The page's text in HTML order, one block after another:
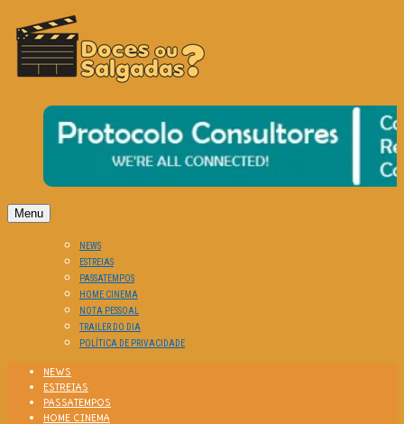
DOCES OU SALGADAS?
O Cinema? Uma Paixão!!
Menu
NEWS
ESTREIAS
PASSATEMPOS
HOME CINEMA
NOTA PESSOAL
TRAILER DO DIA
POLÍTICA DE PRIVACIDADE
NEWS
ESTREIAS
PASSATEMPOS
HOME CINEMA